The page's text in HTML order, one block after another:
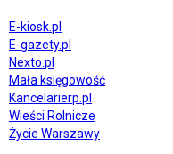
E-kiosk.pl
E-gazety.pl
Nexto.pl
Mała księgowość
Kancelarierp.pl
Wieści Rolnicze
Życie Warszawy